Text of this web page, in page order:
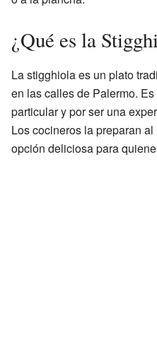
¿Qué es la
La stigghiola es un plato
en las calles de Palermo.
particular y por ser una
Los cocineros la preparan
opción deliciosa para